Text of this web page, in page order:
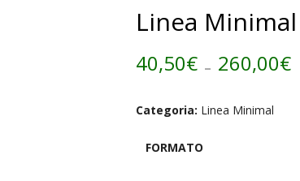
Linea
40,50€ - 260,00€
Categoria: Linea Minimal
FORMATO